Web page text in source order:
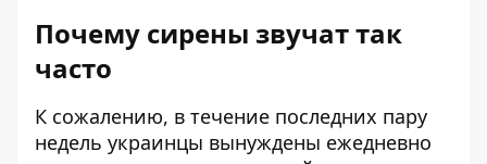
Почему сирены звучат так
часто
К сожалению, в течение последних пару
недель украинцы вынуждены ежедневно